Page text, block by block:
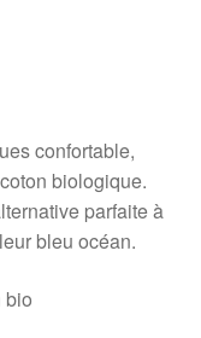
confortable,
biologique.
parfaite à
bleu océan.
bio